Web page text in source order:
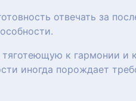
отвечать за
к гармонии и
иногда порождает